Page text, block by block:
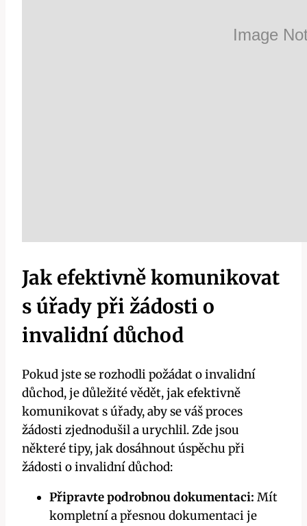
Jak efektivně komunikovat
s úřady při žádosti o
invalidní důchod
Pokud jste se rozhodli požádat o invalidní
důchod, je důležité vědět, jak efektivně
komunikovat s úřady, aby se váš proces
žádosti zjednodušil a urychlil. Zde jsou
některé tipy, jak dosáhnout úspěchu při
žádosti o invalidní důchod:
Připravte podrobnou dokumentaci: Mít
kompletní a přesnou dokumentaci je